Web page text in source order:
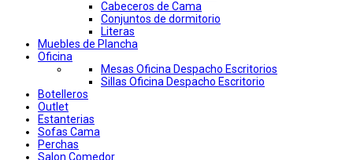
Cabeceros de Cama
Conjuntos de dormitorio
Literas
Muebles de Plancha
Oficina
Mesas Oficina Despacho Escritorios
Sillas Oficina Despacho Escritorio
Botelleros
Outlet
Estanterias
Sofas Cama
Perchas
Salon Comedor